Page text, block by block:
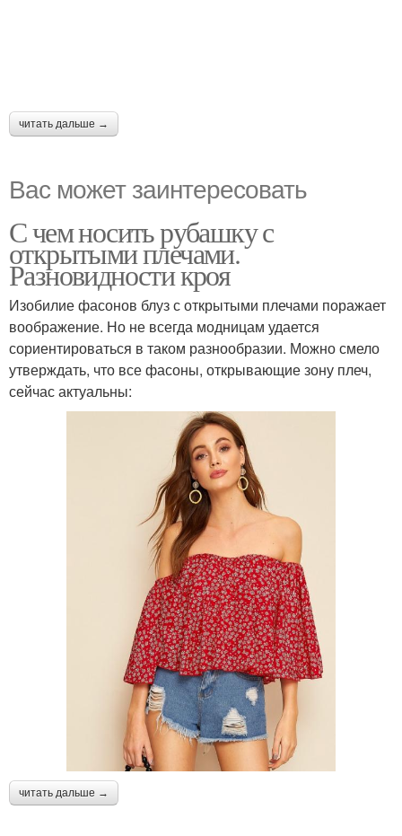
читать дальше →
Вас может заинтересовать
С чем носить рубашку с
открытыми плечами.
Разновидности кроя
Изобилие фасонов блуз с открытыми плечами поражает
воображение. Но не всегда модницам удается
сориентироваться в таком разнообразии. Можно смело
утверждать, что все фасоны, открывающие зону плеч,
сейчас актуальны:
читать дальше →